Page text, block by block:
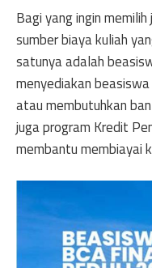
Bagi yang ingin
sumber biaya kuliah
satunya adalah
menyediakan
atau membutuhkan
juga program Kredit
membantu membiayai